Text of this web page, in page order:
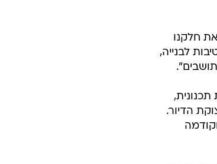
חלקנו
לבנייה,
הדיור.